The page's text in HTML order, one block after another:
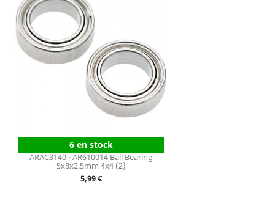
6 en stock
ARAC3140 - AR610014 Ball Bearing
5x8x2.5mm 4x4 (2)
Prix
5,99 €